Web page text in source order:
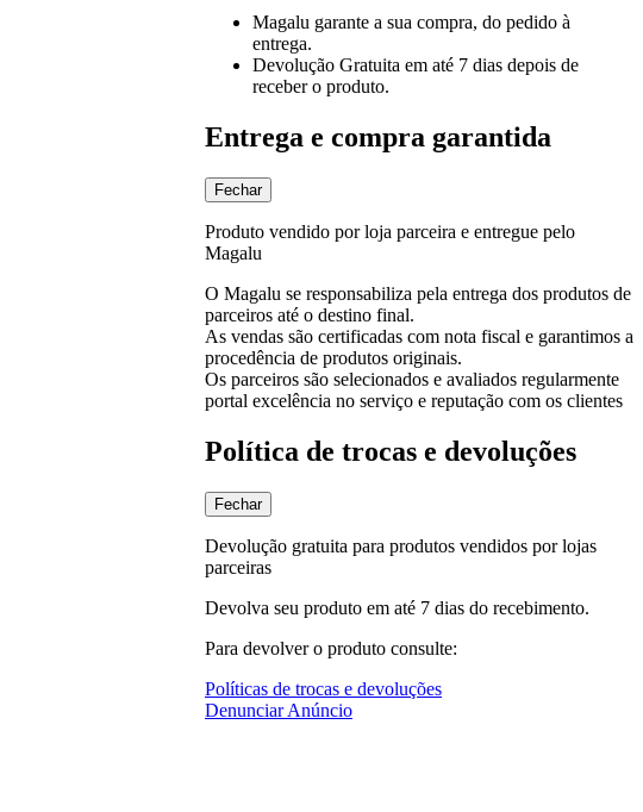
Magalu garante a sua compra, do pedido à
entrega.
Devolução Gratuita em até 7 dias depois de
receber o produto.
Entrega e compra garantida
Fechar
Produto vendido por loja parceira e entregue pelo
Magalu
O Magalu se responsabiliza pela entrega dos produtos de
parceiros até o destino final.
As vendas são certificadas com nota fiscal e garantimos a
procedência de produtos originais.
Os parceiros são selecionados e avaliados regularmente
portal excelência no serviço e reputação com os clientes
Política de trocas e devoluções
Fechar
Devolução gratuita para produtos vendidos por lojas
parceiras
Devolva seu produto em até 7 dias do recebimento.
Para devolver o produto consulte:
Políticas de trocas e devoluções
Denunciar Anúncio